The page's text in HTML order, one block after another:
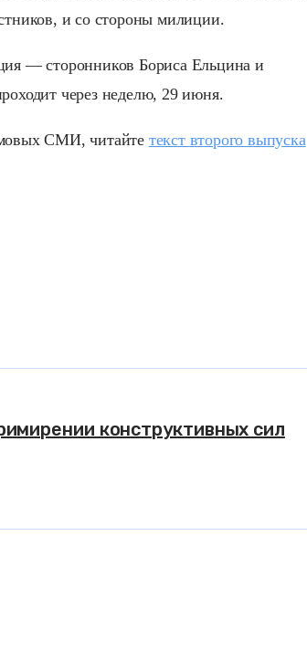
и со стороны милиции.
— сторонников Бориса Ельцина и
через неделю, 29 июня.
СМИ, читайте текст второго выпуска
конструктивных сил